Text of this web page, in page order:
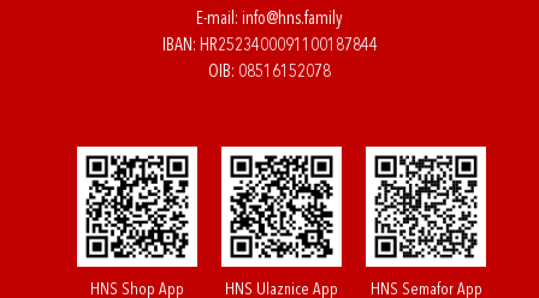
E-mail: info@hns.family
IBAN: HR2523400091100187844
OIB: 08516152078
HNS Shop App HNS Ulaznice App HNS Semafor App